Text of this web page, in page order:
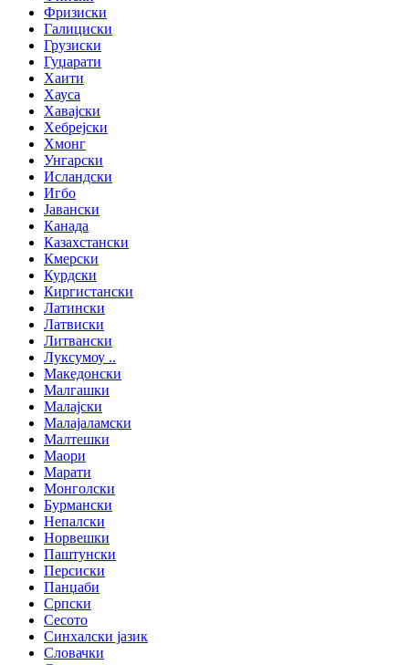
Фризиски
Галициски
Грузиски
Гуџарати
Хаити
Хауса
Хавајски
Хебрејски
Хмонг
Унгарски
Исландски
Игбо
Јавански
Канада
Казахстански
Кмерски
Курдски
Киргистански
Латински
Латвиски
Литвански
Луксумоу ..
Македонски
Малгашки
Малајски
Малајаламски
Малтешки
Маори
Марати
Монголски
Бурмански
Непалски
Норвешки
Паштунски
Персиски
Панџаби
Српски
Сесото
Синхалски јазик
Словачки